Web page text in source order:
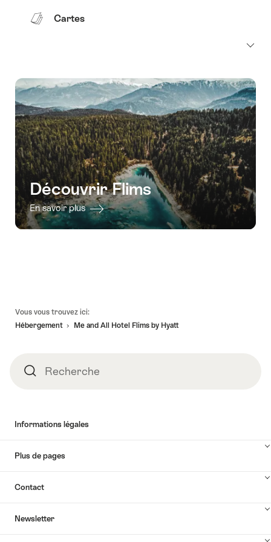
Cartes
Découvrir Flims
En savoir plus
Vous vous trouvez ici:
Hébergement
Me and All Hotel Flims by Hyatt
RechercheRecherche
Informations légales
Plus de pages
Contact
Newsletter